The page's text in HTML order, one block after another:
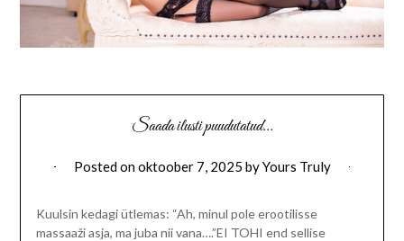
MõtisklusedSaada ilusti puudutatud…
Posted onoktoober 7, 2025 byYours Truly
Kuulsin kedagi ütlemas: “Ah, minul pole erootilisse
massaaži asja, ma juba nii vana….”EI TOHI end sellise